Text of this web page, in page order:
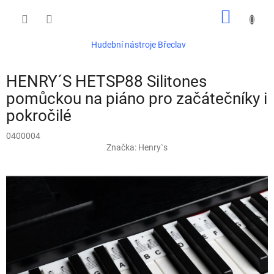
Hudební nástroje Břeclav
HENRY´S HETSP88 Silitones
pomůckou na piáno pro začátečníky i
pokročilé
0400004
Značka: Henry`s